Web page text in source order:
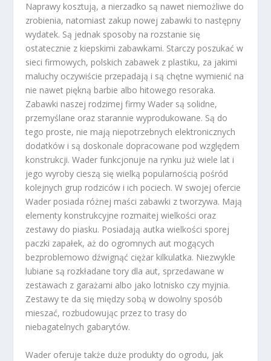
Naprawy kosztują, a nierzadko są nawet niemożliwe do
zrobienia, natomiast zakup nowej zabawki to następny
wydatek. Są jednak sposoby na rozstanie się
ostatecznie z kiepskimi zabawkami. Starczy poszukać w
sieci firmowych, polskich zabawek z plastiku, za jakimi
maluchy oczywiście przepadają i są chętne wymienić na
nie nawet piękną barbie albo hitowego resoraka.
Zabawki naszej rodzimej firmy Wader są solidne,
przemyślane oraz starannie wyprodukowane. Są do
tego proste, nie mają niepotrzebnych elektronicznych
dodatków i są doskonale dopracowane pod względem
konstrukcji. Wader funkcjonuje na rynku już wiele lat i
jego wyroby cieszą się wielką popularnością pośród
kolejnych grup rodziców i ich pociech. W swojej ofercie
Wader posiada różnej maści zabawki z tworzywa. Mają
elementy konstrukcyjne rozmaitej wielkości oraz
zestawy do piasku. Posiadają autka wielkości sporej
paczki zapałek, aż do ogromnych aut mogących
bezproblemowo dźwignąć ciężar kilkulatka. Niezwykle
lubiane są rozkładane tory dla aut, sprzedawane w
zestawach z garażami albo jako lotnisko czy myjnia.
Zestawy te da się między sobą w dowolny sposób
mieszać, rozbudowując przez to trasy do
niebagatelnych gabarytów.
Wader oferuje także duże produkty do ogrodu, jak